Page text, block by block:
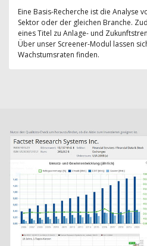
Eine Basis-Recherche ist die Analyse
Sektor oder der gleichen Branche.
eines Titel zu Anlage- und
Über unser Screener-Modul lassen
Wachstumsraten finden.